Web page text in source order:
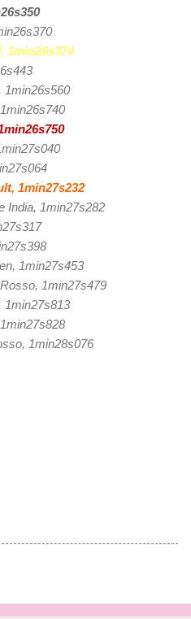
1min26s374
1min26s560
1min27s232
India, 1min27s282
1min27s453
1min27s479
1min27s813
1min28s076